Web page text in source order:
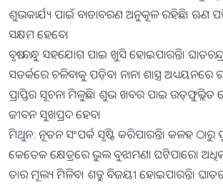
ଶୁଭକାର୍ଯ୍ୟ ପାଇଁ ବାତାବରଣ ଅନୁକୂଳ ରହିଛି। ଋଣ
ସକ୍ଷମ ହେବେ।
ବୃଷ: ବନ୍ଧୁ ସହଯୋଗ ପାଇ ଖୁସି ହୋଇପାରନ୍ତି।
ସତର୍କରେ ଚଳିବାକୁ ପଡ଼ିବ। ନାନା ଶାସ୍ତ୍ର ଅଧ୍ୟୟନରେ
ପ୍ରାପ୍ତିର ସୂଚନା ମିଳୁଛି। ଶୁଭ ଖବର ପାଇ ଉତ୍‍ଫୁଲ୍ଲିତ
ଜୀବନ ସୁଖପ୍ରଦ ହେବ।
ମିଥୁନ: ନୂତନ ସଂପର୍କ ସୃଷ୍ଟି କରିପାରନ୍ତି। କଳହ
କେତେକ କ୍ଷେତ୍ରରେ ଭୁଲ ବୁଝାମଣା ଘଟିପାରେ।
ତାର ମୂଲ୍ୟ ମିଳିବ। ଶତ୍ରୁ ବିଜୟୀ ହୋଇପାରନ୍ତି।